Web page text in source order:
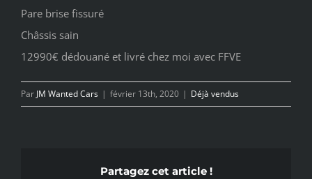
Pare brise fissuré
Châssis sain
12990€ dédouané et livré chez moi avec FFVE
Par JM Wanted Cars | février 13th, 2020 | Déjà vendus
Partagez cet article !